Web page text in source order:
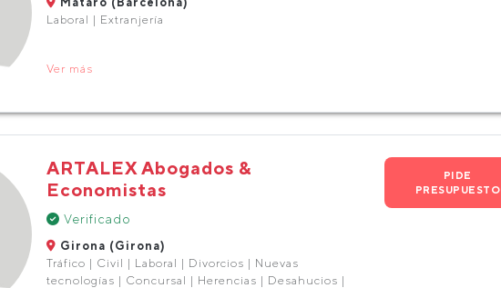
Laboral | Extranjería
Ver más
ARTALEX Abogados &
Economistas
Verificado
Girona (Girona)
Tráfico | Civil | Laboral | Divorcios | Nuevas
tecnologías | Concursal | Herencias | Desahucios |
PIDE
PRESUPUESTO